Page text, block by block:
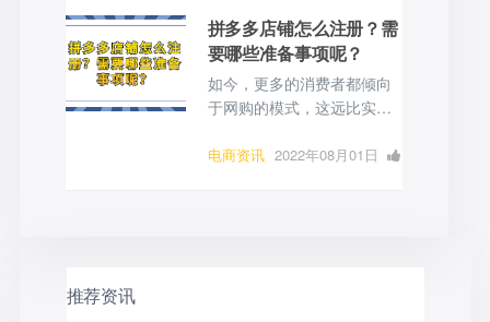
个模式有哪些优点？
拼多多店铺怎么注册？需
要哪些准备事项呢？
如今，更多的消费者都倾向
于网购的模式，这远比实体
上购物还有一个很大的好
电商资讯 2022年08月01日
推荐资讯